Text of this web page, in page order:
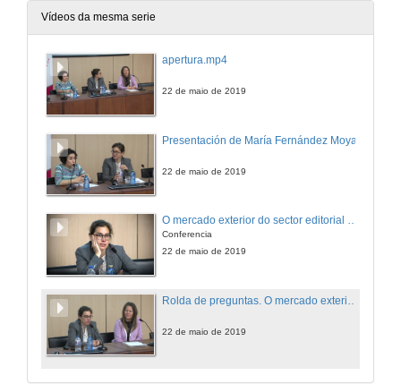
Vídeos da mesma serie
apertura.mp4
22 de maio de 2019
Presentación de María Fernández Moya
22 de maio de 2019
O mercado exterior do sector editorial español
Conferencia
22 de maio de 2019
22 de maio de 2019